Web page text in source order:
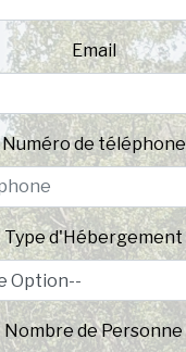
Email
Numéro de téléphone
Type d'Hébergement
Nombre de Personne